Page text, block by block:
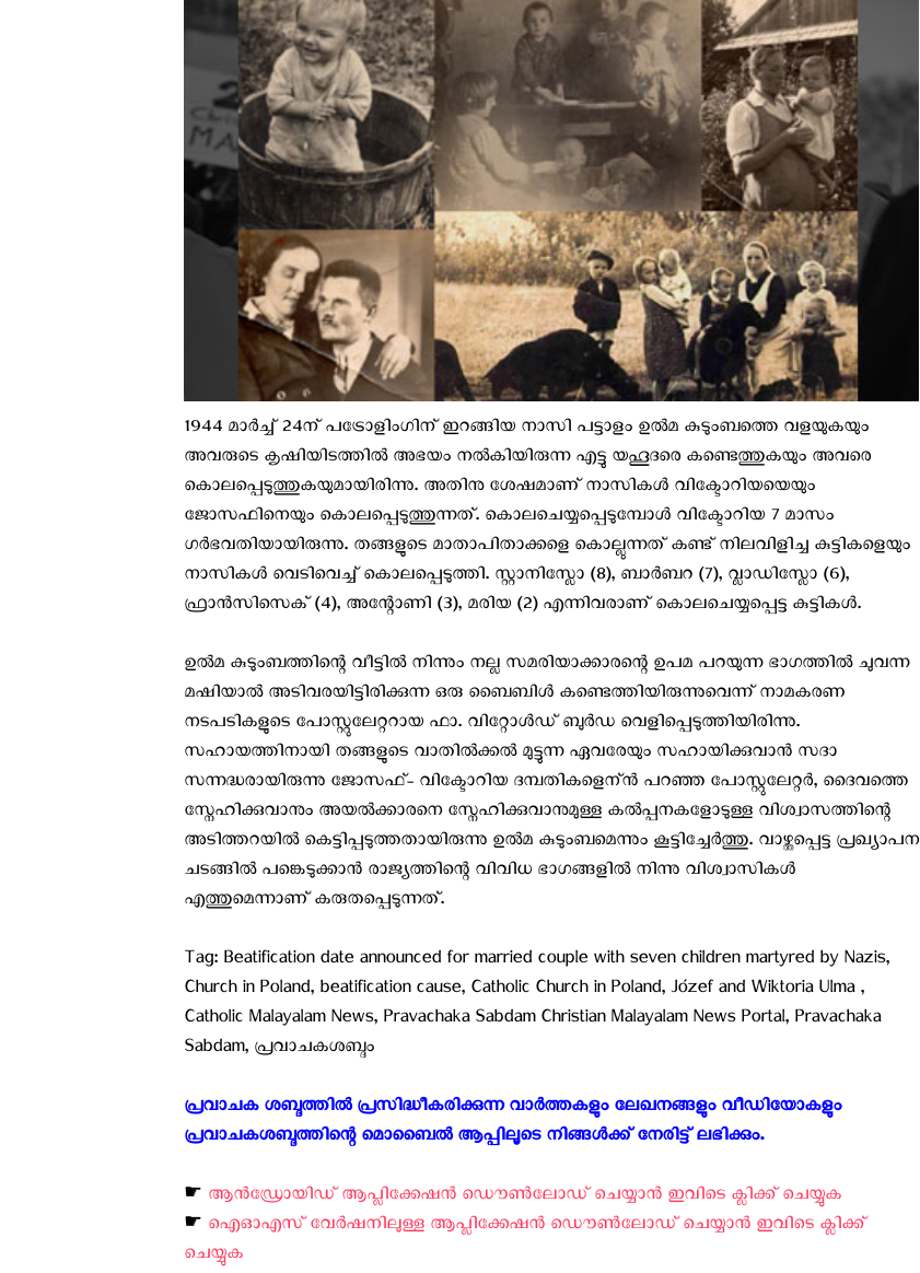
1944 മാര്‍ച്ച് 24ന് പട്രോളിംഗിന് ഇറങ്ങിയ നാസി പട്ടാളം ഉല്‍മ കുടുംബത്തെ വളയുകയും
അവരുടെ കൃഷിയിടത്തില്‍ അഭയം നല്‍കിയിരുന്ന എട്ടു യഹൂദരെ കണ്ടെത്തുകയും അവരെ
കൊലപ്പെടുത്തുകയുമായിരിന്നു. അതിനു ശേഷമാണ് നാസികള്‍ വിക്ടോറിയയെയും
ജോസഫിനെയും കൊലപ്പെടുത്തുന്നത്. കൊലചെയ്യപ്പെടുമ്പോള്‍ വിക്ടോറിയ 7 മാസം
ഗര്‍ഭവതിയായിരുന്നു. തങ്ങളുടെ മാതാപിതാക്കളെ കൊല്ലുന്നത് കണ്ട് നിലവിളിച്ച കുട്ടികളെയും
നാസികള്‍ വെടിവെച്ച് കൊലപ്പെടുത്തി. സ്റ്റാനിസ്ലോ (8), ബാര്‍ബറ (7), വ്ലാഡിസ്ലോ (6),
ഫ്രാന്‍സിസെക് (4), അന്റോണി (3), മരിയ (2) എന്നിവരാണ് കൊലചെയ്യപ്പെട്ട കുട്ടികള്‍.
ഉല്‍മ കുടുംബത്തിന്റെ വീട്ടില്‍ നിന്നും നല്ല സമരിയാക്കാരന്റെ ഉപമ പറയുന്ന ഭാഗത്തില്‍ ചുവന്ന
മഷിയാല്‍ അടിവരയിട്ടിരിക്കുന്ന ഒരു ബൈബിള്‍ കണ്ടെത്തിയിരുന്നുവെന്ന് നാമകരണ
നടപടികളുടെ പോസ്റ്റുലേറ്ററായ ഫാ. വിറ്റോള്‍ഡ് ബുര്‍ഡ വെളിപ്പെടുത്തിയിരിന്നു.
സഹായത്തിനായി തങ്ങളുടെ വാതില്‍ക്കല്‍ മുട്ടുന്ന ഏവരേയും സഹായിക്കുവാന്‍ സദാ
സന്നദ്ധരായിരുന്നു ജോസഫ്- വിക്ടോറിയ ദമ്പതികളെന്ന്‍ പറഞ്ഞ പോസ്റ്റുലേറ്റര്‍, ദൈവത്തെ
സ്നേഹിക്കുവാനും അയല്‍ക്കാരനെ സ്നേഹിക്കുവാനുമുള്ള കല്‍പ്പനകളോടുള്ള വിശ്വാസത്തിന്റെ
അടിത്തറയില്‍ കെട്ടിപ്പടുത്തതായിരുന്നു ഉല്‍മ കുടുംബമെന്നും കൂട്ടിച്ചേര്‍ത്തു. വാഴ്ത്തപ്പെട്ട പ്രഖ്യാപന
ചടങ്ങില്‍ പങ്കെടുക്കാന്‍ രാജ്യത്തിന്റെ വിവിധ ഭാഗങ്ങളില്‍ നിന്നു വിശ്വാസികള്‍
എത്തുമെന്നാണ് കരുതപ്പെടുന്നത്.
Tag: Beatification date announced for married couple with seven children martyred by Nazis,
Church in Poland, beatification cause, Catholic Church in Poland, Józef and Wiktoria Ulma ,
Catholic Malayalam News, Pravachaka Sabdam Christian Malayalam News Portal, Pravachaka
Sabdam, പ്രവാചകശബ്ദം
പ്രവാചക ശബ്ദത്തിൽ പ്രസിദ്ധീകരിക്കുന്ന വാർത്തകളും ലേഖനങ്ങളും വീഡിയോകളും
പ്രവാചകശബ്ദത്തിന്റെ മൊബൈൽ ആപ്പിലൂടെ നിങ്ങൾക്ക് നേരിട്ട് ലഭിക്കും. ‍
☛ ആന്‍ഡ്രോയിഡ് ആപ്ലിക്കേഷന്‍ ഡൌണ്‍ലോഡ് ചെയ്യാന്‍ ഇവിടെ ക്ലിക്ക് ചെയ്യുക ‍
☛ ഐ‌ഓ‌എസ് വേര്‍ഷനിലുള്ള ആപ്ലിക്കേഷന്‍ ഡൌണ്‍ലോഡ് ചെയ്യാന്‍ ഇവിടെ ക്ലിക്ക്
ചെയ്യുക ‍